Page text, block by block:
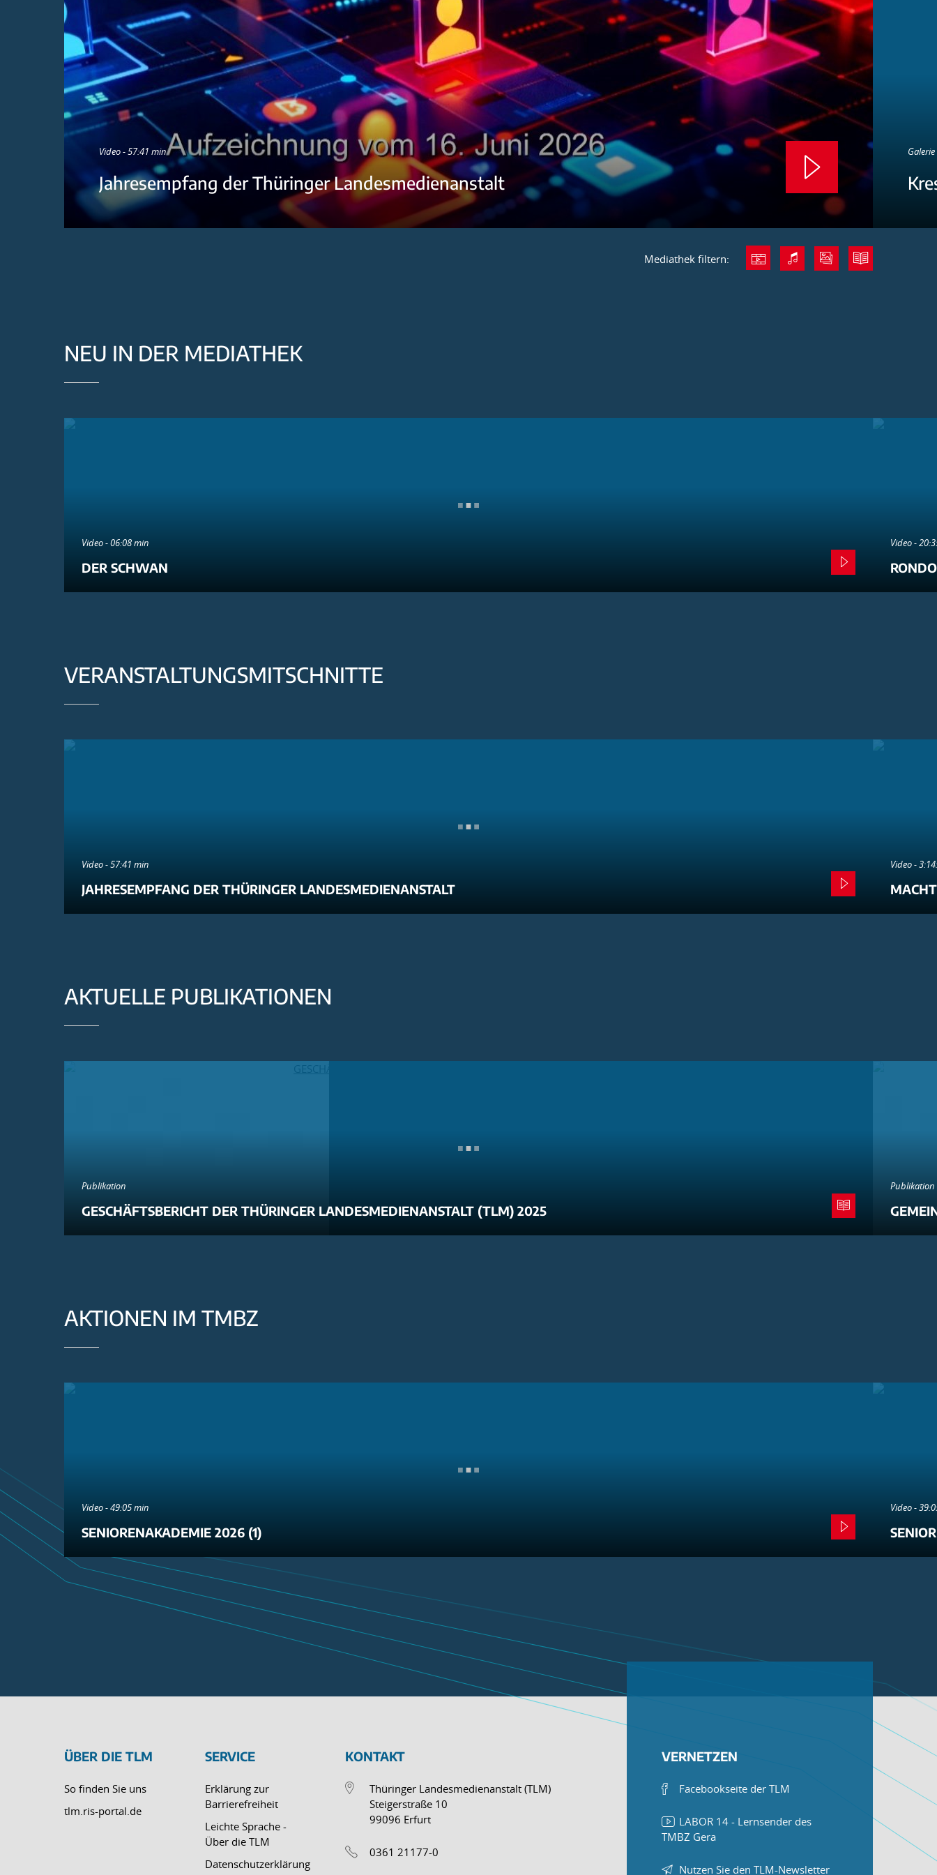
Video - 57:41 min
Jahresempfang der Thüringer Landesmedienanstalt
Mediathek filtern:
NEU IN DER MEDIATHEK
Video - 06:08 min
DER SCHWAN
Video -
VERANSTALTUNGSMITSCHNITTE
Video - 57:41 min
JAHRESEMPFANG DER THÜRINGER LANDESMEDIENANSTALT
Video -
AKTUELLE PUBLIKATIONEN
Publikation
GESCHÄFTSBERICHT DER THÜRINGER LANDESMEDIENANSTALT (TLM) 2025
Publikation
AKTIONEN IM TMBZ
Video - 49:05 min
SENIORENAKADEMIE 2026 (1)
Video -
ÜBER DIE TLM
So finden Sie uns
tlm.ris-portal.de
SERVICE
Erklärung zur
Barrierefreiheit
Leichte Sprache -
Über die TLM
Datenschutzerklärung
KONTAKT
Thüringer Landesmedienanstalt (TLM)
Steigerstraße 10
99096 Erfurt
0361 21177-0
VERNETZEN
Facebookseite der TLM
LABOR 14 - Lernsender des
TMBZ Gera
Nutzen Sie den TLM-Newsletter